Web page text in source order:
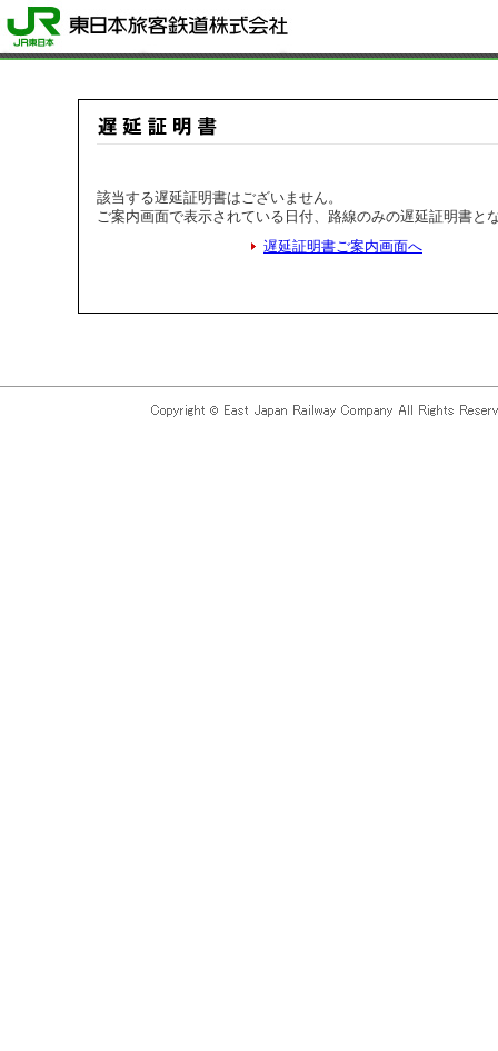
該当する遅延証明書はございません。
ご案内画面で表示されている日付、路線のみの遅延証明書と
遅延証明書ご案内画面へ